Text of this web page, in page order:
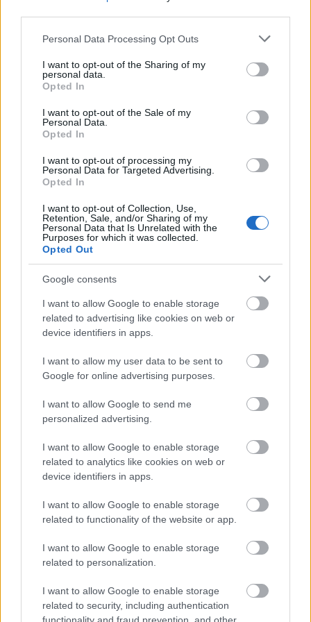
Please note that this website/app uses one or more Google
not limited to your visit or usage behaviour. You may click to
grant or deny consent to Google and its third-party tags to
use your data for below specified purposes in below Google
consent section.
Personal Data Processing Opt Outs
I want to opt-out of the Sharing of my
personal data.
Opted In
I want to opt-out of the Sale of my
Personal Data.
Opted In
I want to opt-out of processing my
Personal Data for Targeted Advertising.
Opted In
I want to opt-out of Collection, Use,
Retention, Sale, and/or Sharing of my
Personal Data that Is Unrelated with the
Purposes for which it was collected.
Opted Out
Google consents
I want to allow Google to enable storage
related to advertising like cookies on web or
device identifiers in apps.
I want to allow my user data to be sent to
Google for online advertising purposes.
I want to allow Google to send me
personalized advertising.
I want to allow Google to enable storage
related to analytics like cookies on web or
device identifiers in apps.
I want to allow Google to enable storage
related to functionality of the website or app.
I want to allow Google to enable storage
related to personalization.
I want to allow Google to enable storage
related to security, including authentication
a KATA-összeghatár
2019. nov. 7.
#MNB
NÉPSZERŰ
Hitelfordulat 2026: elzárja a pénzcsapot az
állam
ELEMZÉSEK 2026. júl. 22.
Vagyonvisszaszerzés: amikor a pénz